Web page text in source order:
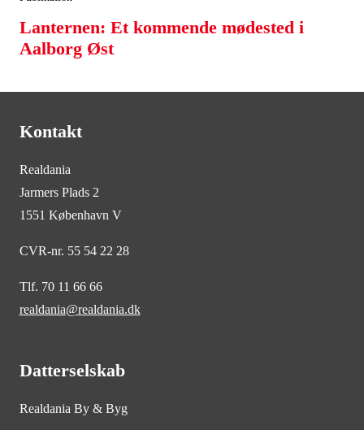
Lanternen: Et kommende mødested i
Aalborg Øst
Kontakt
Realdania
Jarmers Plads 2
1551 København V
CVR-nr. 55 54 22 28
Tlf. 70 11 66 66
realdania@realdania.dk
Datterselskab
Realdania By & Byg